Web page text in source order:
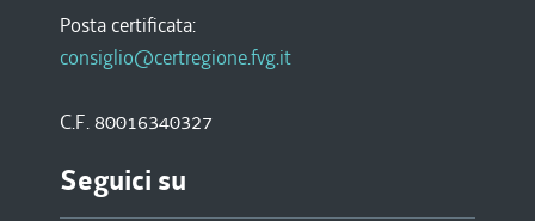
Posta certificata:
consiglio@certregione.fvg.it
C.F. 80016340327
Seguici su